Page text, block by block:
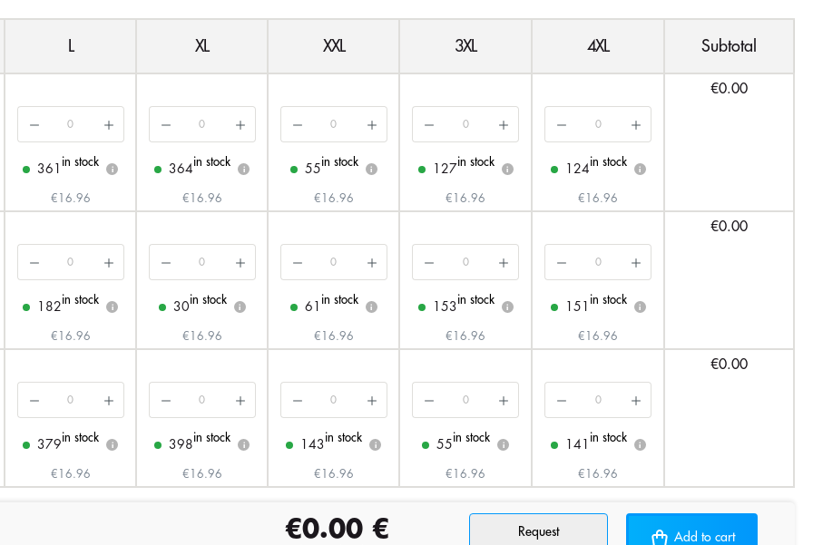
L XL XXL 3XL 4XL Subtotal
361
in stock
i
€16.96
364
in stock
i
€16.96
55
in stock
i
€16.96
127
in stock
i
€16.96
124
in stock
i
€16.96
€0.00
182
in stock
i
€16.96
30
in stock
i
€16.96
61
in stock
i
€16.96
153
in stock
i
€16.96
151
in stock
i
€16.96
€0.00
379
in stock
i
€16.96
398
in stock
i
€16.96
143
in stock
i
€16.96
55
in stock
i
€16.96
141
in stock
i
€16.96
€0.00
€0.00 € Request Add to cart